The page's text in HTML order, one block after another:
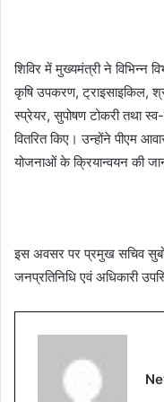
शिविर में मुख्यमंत्री ने विभिन्न
कृषि उपकरण, ट्राइसाइकिल,
स्प्रेयर, सुपोषण टोकरी तथा
वितरित किए। उन्होंने पीएम
योजनाओं के क्रियान्वयन की
इस अवसर पर प्रमुख सचिव
जनप्रतिनिधि एवं अधिकारी